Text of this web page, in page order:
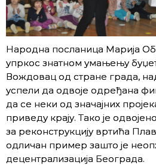
Народна посланица Марија
упркос знатном умањењу
Вождовац од стране града,
успели да одвоје одређана
да се неки од значајних
приведу крају. Тако је
за реконструкцију вртића
одличан пример зашто је
децентрализација Београда.